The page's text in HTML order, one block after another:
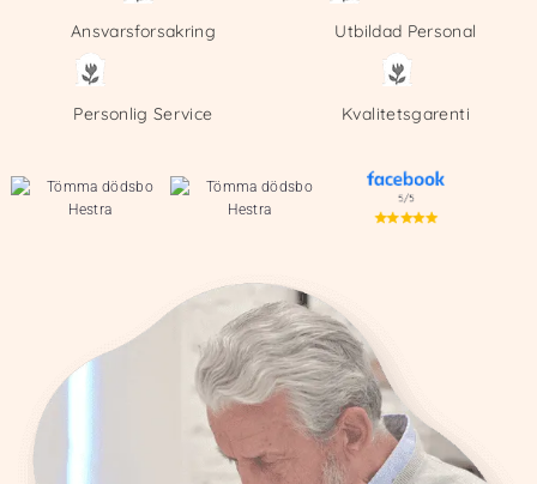
Ansvarsforsakring Utbildad Personal
Personlig Service Kvalitetsgarenti